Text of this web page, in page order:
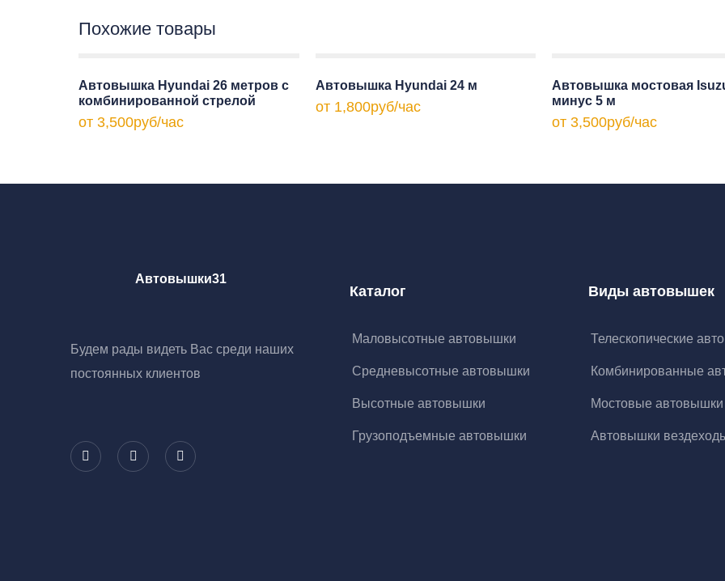
Похожие товары
Автовышка Hyundai 26 метров с
комбинированной стрелой
от 3,500руб/час
Автовышка Hyundai 24 м
от 1,800руб/час
Автовышка мостовая
минус 5 м
от 3,500руб/час
Автовышки31
Будем рады видеть Вас среди наших
постоянных клиентов
Каталог
Маловысотные автовышки
Средневысотные автовышки
Высотные автовышки
Грузоподъемные автовышки
Виды автовышек
Телескопические
Комбинированные
Мостовые автовышки
Автовышки